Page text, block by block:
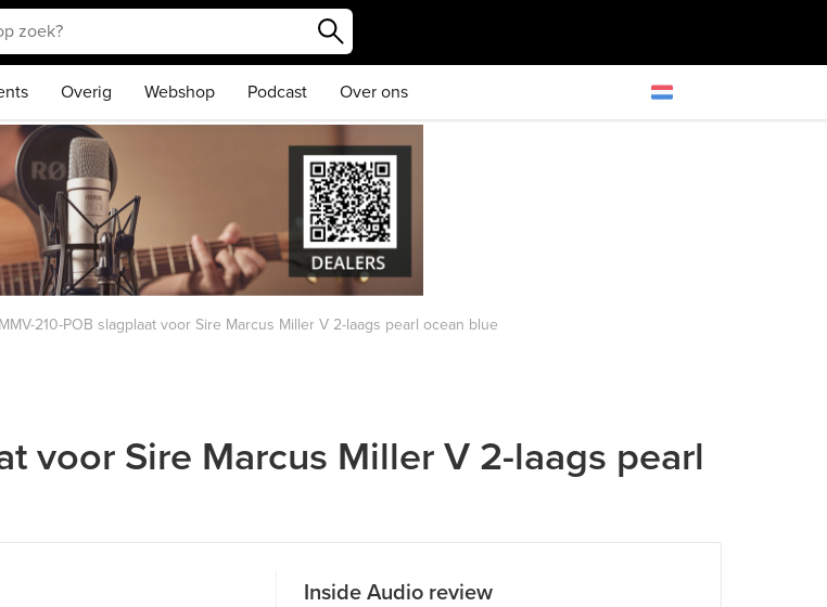
Overig Webshop Podcast Over ons
210-POB slagplaat voor Sire Marcus Miller V 2-laags pearl ocean blue
voor Sire Marcus Miller V 2-laags pearl
Inside Audio review